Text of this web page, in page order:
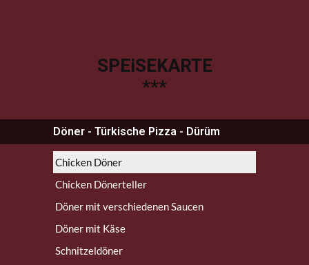
SPEiSEKARTE
***
Döner - Türkische Pizza - Dürüm
Chicken Döner
Chicken Dönerteller
Döner mit verschiedenen Saucen
Döner mit Käse
Schnitzeldöner